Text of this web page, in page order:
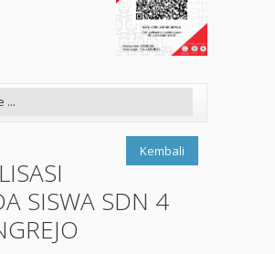
Kembali
SISWA SDN 4